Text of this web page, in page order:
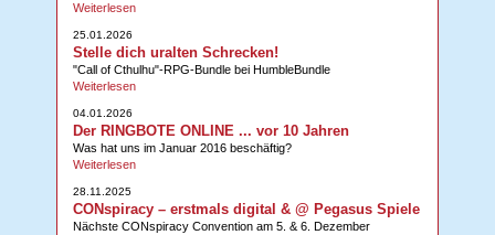
Weiterlesen
25.01.2026
Stelle dich uralten Schrecken!
"Call of Cthulhu"-RPG-Bundle bei HumbleBundle
Weiterlesen
04.01.2026
Der RINGBOTE ONLINE ... vor 10 Jahren
Was hat uns im Januar 2016 beschäftig?
Weiterlesen
28.11.2025
CONspiracy – erstmals digital & @ Pegasus Spiele
Nächste CONspiracy Convention am 5. & 6. Dezember